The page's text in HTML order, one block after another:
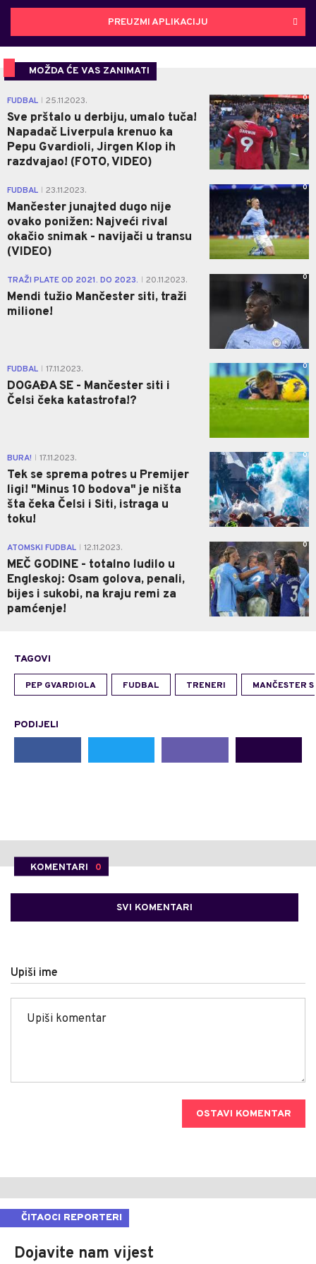
PREUZMI APLIKACIJU
MOŽDA ĆE VAS ZANIMATI
FUDBAL 25.11.2023.
Sve prštalo u derbiju, umalo tuča!
Napadač Liverpula krenuo ka
Pepu Gvardioli, Jirgen Klop ih
razdvajao! (FOTO, VIDEO)
0
FUDBAL 23.11.2023.
Mančester junajted dugo nije
ovako ponižen: Najveći rival
okačio snimak - navijači u transu
(VIDEO)
0
TRAŽI PLATE OD 2021. DO 2023. 20.11.2023.
Mendi tužio Mančester siti, traži
milione!
0
FUDBAL 17.11.2023.
DOGAĐA SE - Mančester siti i
Čelsi čeka katastrofa!?
0
BURA! 17.11.2023.
Tek se sprema potres u Premijer
ligi! "Minus 10 bodova" je ništa
šta čeka Čelsi i Siti, istraga u
toku!
0
ATOMSKI FUDBAL 12.11.2023.
MEČ GODINE - totalno ludilo u
Engleskoj: Osam golova, penali,
bijes i sukobi, na kraju remi za
pamćenje!
0
TAGOVI
PEP GVARDIOLA FUDBAL TRENERI MANČESTER
PODIJELI
KOMENTARI 0
SVI KOMENTARI
Upiši ime
OSTAVI KOMENTAR
ČITAOCI REPORTERI
Dojavite nam vijest